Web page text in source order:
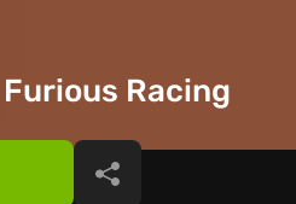
Racing
공유